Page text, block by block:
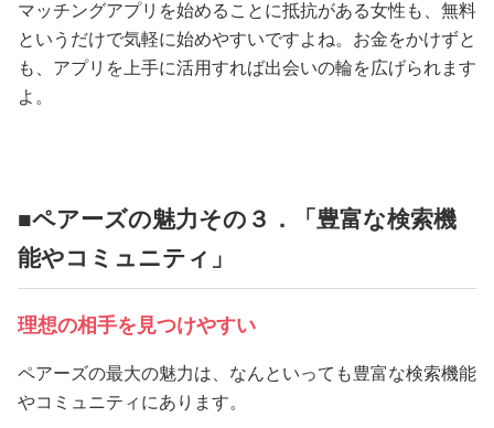
マッチングアプリを始めることに抵抗がある女性も、無料
というだけで気軽に始めやすいですよね。お金をかけずと
も、アプリを上手に活用すれば出会いの輪を広げられます
よ。
■ペアーズの魅力その３．「豊富な検索機
能やコミュニティ」
理想の相手を見つけやすい
ペアーズの最大の魅力は、なんといっても豊富な検索機能
やコミュニティにあります。